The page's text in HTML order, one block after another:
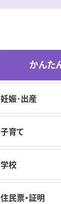
かんた
妊娠･出産
子育て
学校
住民票・証明